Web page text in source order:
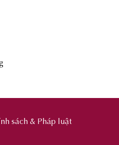
sách & Pháp luật